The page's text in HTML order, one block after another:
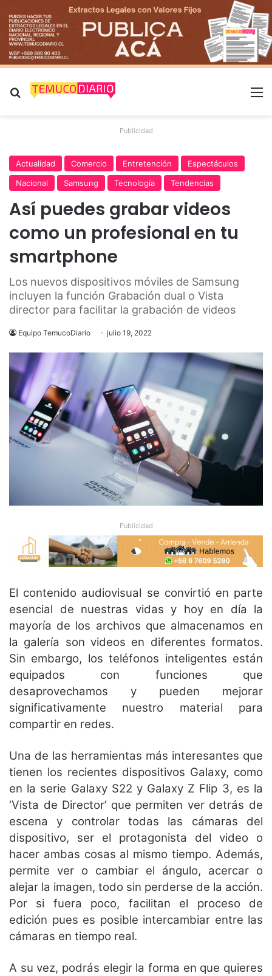
Buscar por
Publicidad
Actualidad Comercio Entretención
Espectáculos
Nacional
Samsung Tecnología Tendencias
Así puedes grabar videos
como un profesional en tu
smartphone
Los nuevos dispositivos móviles de Samsung
incluyen la función Grabación dual o Vista
director para facilitar la grabación de videos
Equipo TemucoDiario julio 19, 2022
Publicidad
El contenido audiovisual se convirtió en parte
esencial de nuestras vidas y hoy en día la
mayoría de los archivos que almacenamos en
la galería son videos en diferentes formatos.
Sin embargo, los teléfonos inteligentes están
equipados con funciones que
desaprovechamos y pueden mejorar
significativamente nuestro material para
compartir en redes.
Una de las herramientas más interesantes que
tienen los recientes dispositivos Galaxy, como
en la serie Galaxy S22 y Galaxy Z Flip 3, es la
‘Vista de Director’ que permiten ver detrás de
escena y controlar todas las cámaras del
dispositivo, ser el protagonista del video o
hacer ambas cosas al mismo tiempo. Además,
permite ver o cambiar el ángulo, acercar o
alejar la imagen, todo sin perderse de la acción.
Por si fuera poco, facilitan el proceso de
edición pues es posible intercambiar entre las
cámaras en tiempo real.
A su vez, podrás elegir la forma en que quieres